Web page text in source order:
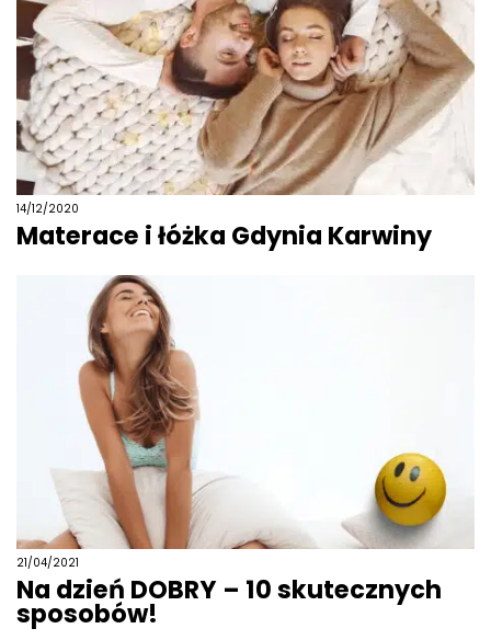
14/12/2020
Materace i łóżka Gdynia Karwiny
21/04/2021
Na dzień DOBRY – 10 skutecznych
sposobów!